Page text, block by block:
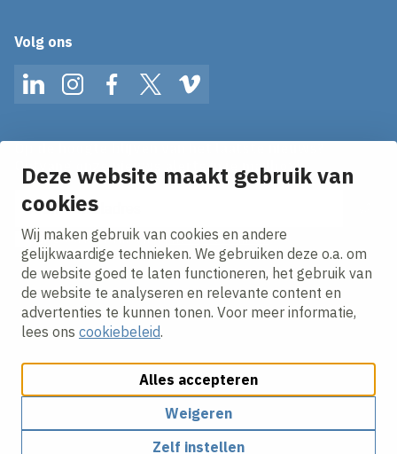
Deze website maakt gebruik van
cookies
Wij maken gebruik van cookies en andere
gelijkwaardige technieken. We gebruiken deze o.a. om
de website goed te laten functioneren, het gebruik van
de website te analyseren en relevante content en
advertenties te kunnen tonen. Voor meer informatie,
lees ons cookiebeleid.
Alles accepteren
Weigeren
Zelf instellen
Volg ons
LinkedInInstagramFacebookTwitterVimeo
Ontvang onze nieuws alerts in je mailbox!
E-mailadres
Ik ga akkoord met hetprivacy statement.
Cookies aanpassenCookie beleidPrivacy policy
Algemene inkoopvoorwaarden